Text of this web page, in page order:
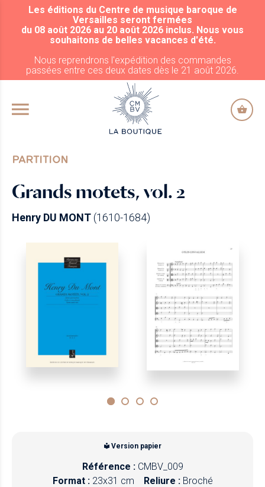
ALLER AU CONTENU PRINCIPAL
Les éditions du Centre de musique baroque de
Versailles seront fermées
du 08 août 2026 au 20 août 2026 inclus. Nous vous
souhaitons de belles vacances d'été.
Nous reprendrons l'expédition des commandes
passées entre ces deux dates dès le 21 août 2026.
PARTITION
Grands motets, vol. 2
Henry DU MONT(1610-1684)
Version papier
Référence : CMBV_009
Format : 23x31 cm Reliure : Broché